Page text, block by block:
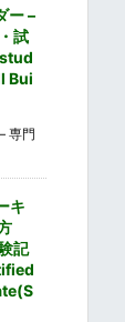
ー –
試
Bui
専門
キ
記